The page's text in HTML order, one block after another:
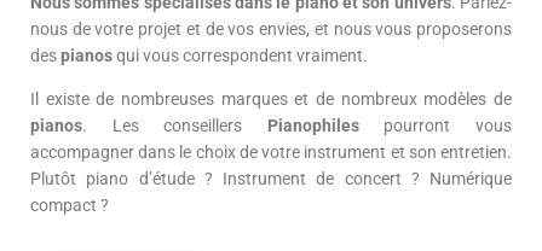
nous de votre projet et de vos envies, et nous vous proposerons
despianosqui vous correspondent vraiment.
Il existe de nombreuses marques et de nombreux modèles de
pianos. Les conseillers Pianophilespourront vous
accompagner dans le choix de votre instrument et son entretien.
Plutôt piano d’étude ? Instrument de concert ? Numérique
compact ?